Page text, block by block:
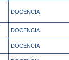
DOCENCIA
DOCENCIA
DOCENCIA